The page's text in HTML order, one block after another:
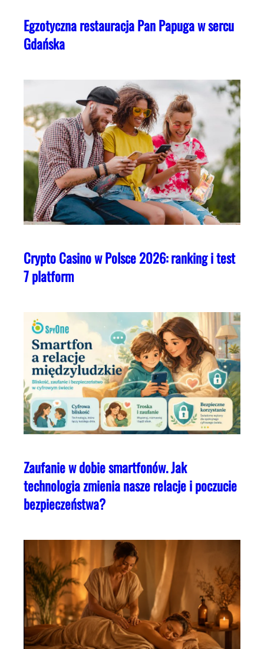
Egzotyczna restauracja Pan Papuga w sercu
Gdańska
Crypto Casino w Polsce 2026: ranking i test
7 platform
Zaufanie w dobie smartfonów. Jak
technologia zmienia nasze relacje i poczucie
bezpieczeństwa?